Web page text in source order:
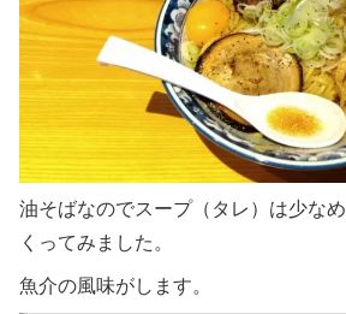
油そばなのでスープ（タレ）は少な
くってみました。
魚介の風味がします。